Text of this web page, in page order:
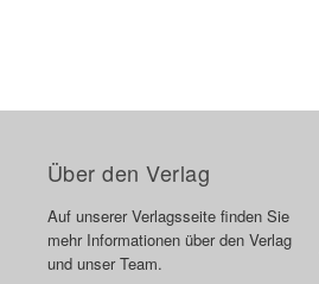
Über den Verlag
Auf unserer Verlagsseite finden Sie
mehr Informationen über den Verlag
und unser Team.